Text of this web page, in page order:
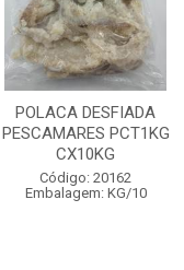
POSTA CORVINA PACOTE
1KG PESCAMARES CX
15KG
Código: 22469
Embalagem: KG/15